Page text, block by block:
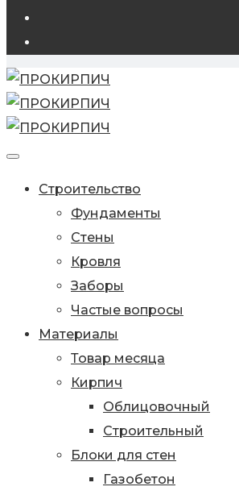
Строительство
Фундаменты
Стены
Кровля
Заборы
Частые вопросы
Материалы
Товар месяца
Кирпич
Облицовочный
Строительный
Блоки для стен
Газобетон